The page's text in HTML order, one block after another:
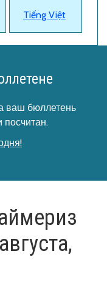
Tiếng Việt
ваш бюллетень
посчитан.